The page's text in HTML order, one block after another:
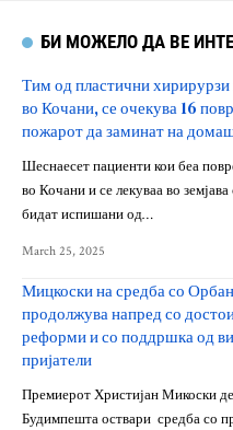
БИ МОЖЕЛО ДА ВЕ
Тим од пластични хирирурзи
во Кочани, се очекува 16
пожарот да заминат на
Шеснаесет пациенти кои беа
во Кочани и се лекуваа во
бидат испишани од…
March 25, 2025
Мицкоски на средба со
продолжува напред со
реформи и со поддршка од
пријатели
Премиерот Христијан Микоски
Будимпешта оствари средба со